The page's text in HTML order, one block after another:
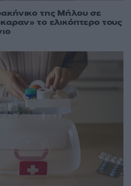
της Μήλου σε
το ελικόπτερο τους